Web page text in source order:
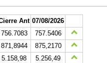
Ant 07/08/2026
756.7083
757.5406
871,8944
875,2170
5.158,98
5.256,49